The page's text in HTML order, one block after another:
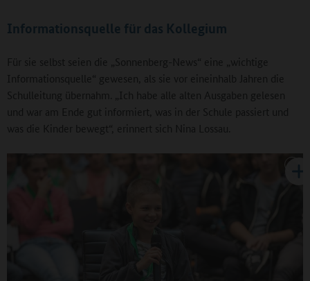
Informationsquelle für das Kollegium
Für sie selbst seien die „Sonnenberg-News“ eine „wichtige
Informationsquelle“ gewesen, als sie vor eineinhalb Jahren die
Schulleitung übernahm. „Ich habe alle alten Ausgaben gelesen
und war am Ende gut informiert, was in der Schule passiert und
was die Kinder bewegt“, erinnert sich Nina Lossau.